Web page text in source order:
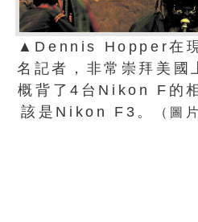
▲Dennis Hopper在現
名記者，非常崇拜美
概背了4台Nikon F的
該是Nikon F3。
（圖